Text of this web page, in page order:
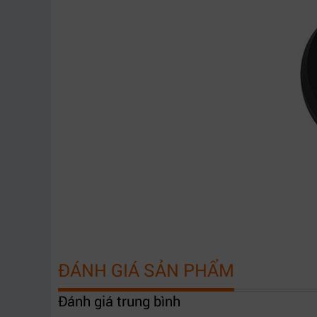
Hỗ trợ thiết lập nhanh chóng, dễ dàng. Tương
ĐÁNH GIÁ SẢN PHẨM
Đánh giá trung bình